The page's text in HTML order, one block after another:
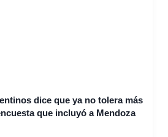
dice que ya no tolera más
que incluyó a Mendoza